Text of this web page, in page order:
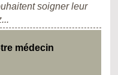
soigner leur
médecin